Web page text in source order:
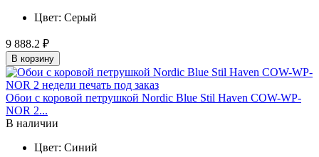
Цвет: Серый
9 888.2 ₽
В корзину
Обои с коровой петрушкой Nordic Blue Stil Haven COW-WP-
NOR 2...
В наличии
Цвет: Синий